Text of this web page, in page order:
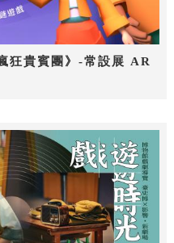
狂貴賓團》-常設展 AR